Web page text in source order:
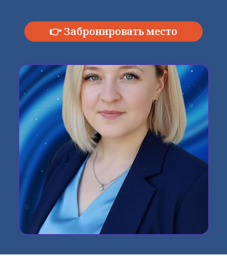
👉 Забронировать место